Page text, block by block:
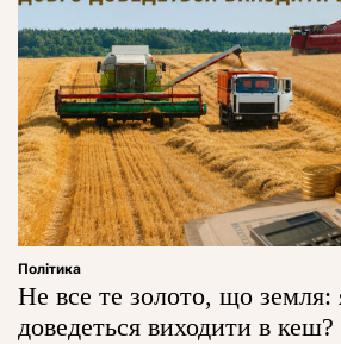
Політика
Не все те золото, що земля:
доведеться виходити в кеш?